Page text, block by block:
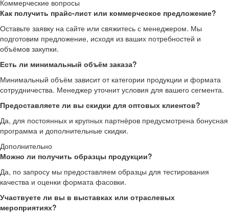
Коммерческие вопросы
Как получить прайс-лист или коммерческое предложение?
Оставьте заявку на сайте или свяжитесь с менеджером. Мы
подготовим предложение, исходя из ваших потребностей и
объёмов закупки.
Есть ли минимальный объём заказа?
Минимальный объём зависит от категории продукции и формата
сотрудничества. Менеджер уточнит условия для вашего сегмента.
Предоставляете ли вы скидки для оптовых клиентов?
Да, для постоянных и крупных партнёров предусмотрена бонусная
программа и дополнительные скидки.
Дополнительно
Можно ли получить образцы продукции?
Да, по запросу мы предоставляем образцы для тестирования
качества и оценки формата фасовки.
Участвуете ли вы в выставках или отраслевых
мероприятиях?